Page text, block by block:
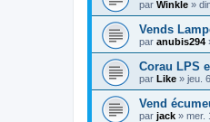
par Winkle »
Vends
par anubis294
Corau LPS
par Like » jeu.
Vend
par jack » mer.